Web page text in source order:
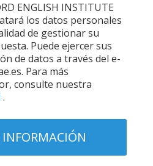
ENGLISH INSTITUTE
los datos personales
de gestionar su
Puede ejercer sus
de datos a través del e-
Para más
consulte nuestra
.